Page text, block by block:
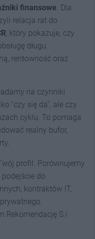
finansowe . Dla
relacja rat do
, który pokazuje, czy
długu.
rentowność oraz
na czynniki
“czy się da”, ale czy
cyklu. To pomaga
realny bufor,
profil. Porównujemy
do
kontraktów IT,
Rekomendację S i